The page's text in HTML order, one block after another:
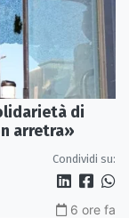
di
arretra»
Condividi su:
6 ore fa